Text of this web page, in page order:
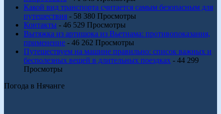
Какой вид транспорта считается самым безопасным для
путешествия - 58 380 Просмотры
Контакты - 46 529 Просмотры
Вытяжка из артишока из Вьетнама: противопоказания,
применение - 46 262 Просмотры
Путешествуем на машине правильно: список важных и
бесполезных вещей в длительных поездках - 44 299
Просмотры
Погода в Нячанге